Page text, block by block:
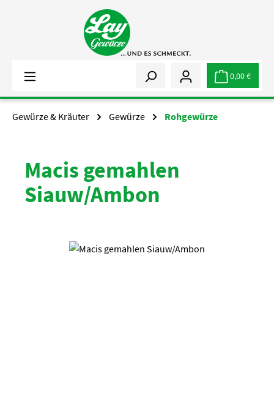
Zum Hauptinhalt springen
0,00 €
Gewürze & Kräuter Gewürze Rohgewürze
Macis gemahlen
Siauw/Ambon
Bildergalerie überspringen